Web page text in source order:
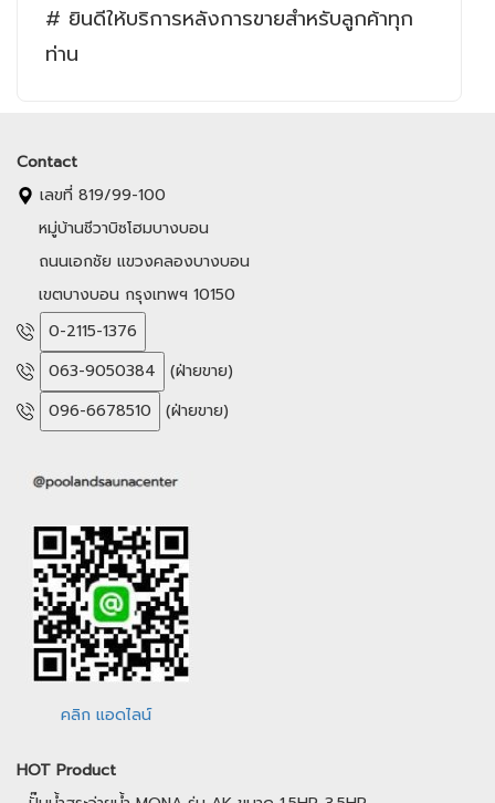
# ยินดีให้บริการหลังการขายสำหรับลูกค้าทุก
ท่าน
Contact
เลขที่ 819/99-100
หมู่บ้านชีวาบิซโฮมบางบอน
ถนนเอกชัย แขวงคลองบางบอน
เขตบางบอน กรุงเทพฯ 10150
0-2115-1376
063-9050384
(ฝ่ายขาย)
096-6678510
(ฝ่ายขาย)
คลิก แอดไลน์
HOT Product